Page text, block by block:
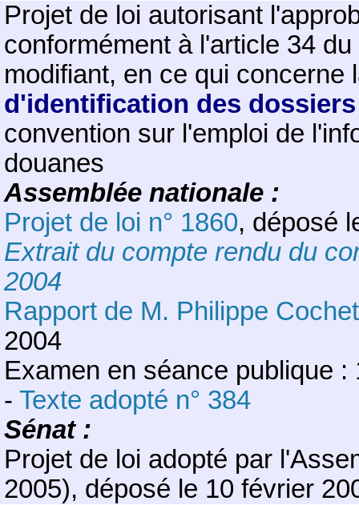
Projet de loi autorisant
conformément à l'article 34
modifiant, en ce qui concerne
d'identification des
convention sur l'emploi de
douanes
Assemblée nationale :
Projet de loi n° 1860, déposé
Extrait du compte rendu du
2004
Rapport de M. Philippe Cochet
2004
Examen en séance publique
- Texte adopté n° 384
Sénat :
Projet de loi adopté par
2005), déposé le 10 février